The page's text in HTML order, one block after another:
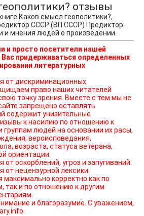
отзывы
Каков смысл геополитики?,
СССР (ВП СССР) Предиктор.
и мнения людей о произведении.
и просто посетители нашей
придерживаться определенных
литературных
от дискриминационных
точку зрения. Вместе с тем мы не
запрещено оставлять
содержит унизительные
к насилию по отношению к
людей на основании их расы,
вероисповедания,
возраста, статуса ветерана,
ориентации.
от оскорблений, угроз и запугиваний.
от нецензурной лексики.
максимально корректно как по
так и по отношению к другим
и благоразумие. С уважением,